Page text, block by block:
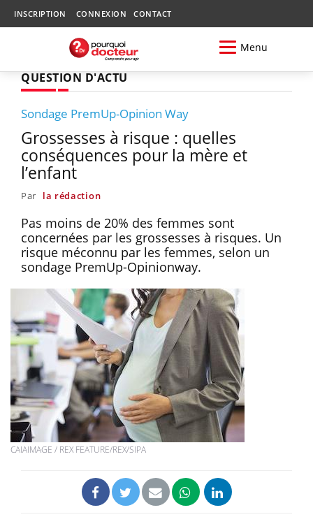
INSCRIPTION CONNEXION CONTACT
Menu
QUESTION D'ACTU
Sondage PremUp-Opinion Way
Grossesses à risque : quelles
conséquences pour la mère et
l’enfant
Par la rédaction
Pas moins de 20% des femmes sont
concernées par les grossesses à risques. Un
risque méconnu par les femmes, selon un
sondage PremUp-Opinionway.
CAIAIMAGE / REX FEATURE/REX/SIPA